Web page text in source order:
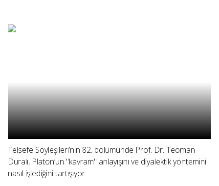
Felsefe Söyleşileri’nin 82. bölümünde Prof. Dr. Teoman
Duralı, Platon’un "kavram" anlayışını ve diyalektik yöntemini
nasıl işlediğini tartışıyor.